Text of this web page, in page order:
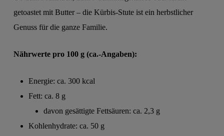
getoastet mit Butter – die Kürbis-Stute ist ein herbstlicher
Genuss für die ganze Familie.
Nährwerte pro 100 g (ca.-Angaben):
Energie: ca. 300 kcal
Fett: ca. 8 g
davon gesättigte Fettsäuren: ca. 2,3 g
Kohlenhydrate: ca. 50 g